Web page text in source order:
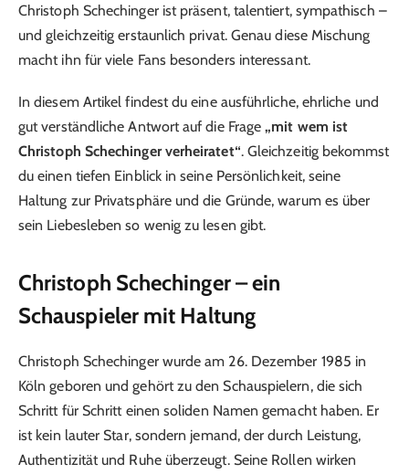
Christoph Schechinger ist präsent, talentiert, sympathisch –
und gleichzeitig erstaunlich privat. Genau diese Mischung
macht ihn für viele Fans besonders interessant.
In diesem Artikel findest du eine ausführliche, ehrliche und
gut verständliche Antwort auf die Frage„mit wem ist
Christoph Schechinger verheiratet“. Gleichzeitig bekommst
du einen tiefen Einblick in seine Persönlichkeit, seine
Haltung zur Privatsphäre und die Gründe, warum es über
sein Liebesleben so wenig zu lesen gibt.
Christoph Schechinger – ein
Schauspieler mit Haltung
Christoph Schechinger wurde am 26. Dezember 1985 in
Köln geboren und gehört zu den Schauspielern, die sich
Schritt für Schritt einen soliden Namen gemacht haben. Er
ist kein lauter Star, sondern jemand, der durch Leistung,
Authentizität und Ruhe überzeugt. Seine Rollen wirken